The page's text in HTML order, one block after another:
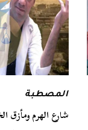
المصطبة
شارع الهرم ومأزق